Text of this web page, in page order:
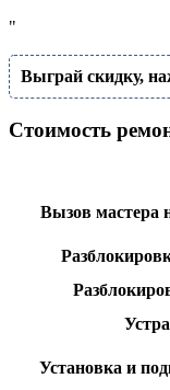
"
Выграй скидку,
Стоимость
Вызов мастера
Установка и